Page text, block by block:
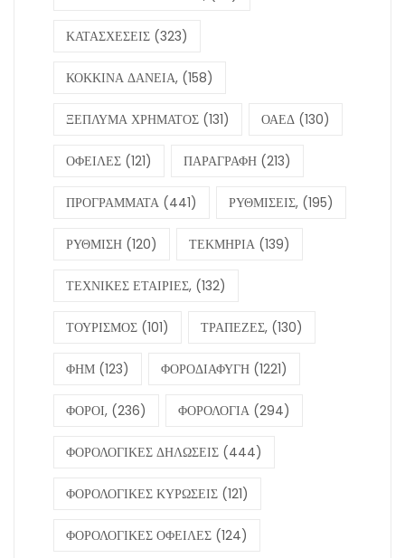
ΚΑΤΑΣΧΕΣΕΙΣ (323)
ΚΟΚΚΙΝΑ ΔΑΝΕΙΑ, (158)
ΞΕΠΛΥΜΑ ΧΡΗΜΑΤΟΣ (131) ΟΑΕΔ (130)
ΟΦΕΙΛΕΣ (121) ΠΑΡΑΓΡΑΦΗ (213)
ΠΡΟΓΡΑΜΜΑΤΑ (441) ΡΥΘΜΙΣΕΙΣ, (195)
ΡΥΘΜΙΣΗ (120) ΤΕΚΜΗΡΙΑ (139)
ΤΕΧΝΙΚΕΣ ΕΤΑΙΡΙΕΣ, (132)
ΤΟΥΡΙΣΜΟΣ (101) ΤΡΑΠΕΖΕΣ, (130)
ΦΗΜ (123) ΦΟΡΟΔΙΑΦΥΓΗ (1221)
ΦΟΡΟΙ, (236) ΦΟΡΟΛΟΓΙΑ (294)
ΦΟΡΟΛΟΓΙΚΕΣ ΔΗΛΩΣΕΙΣ (444)
ΦΟΡΟΛΟΓΙΚΕΣ ΚΥΡΩΣΕΙΣ (121)
ΦΟΡΟΛΟΓΙΚΕΣ ΟΦΕΙΛΕΣ (124)